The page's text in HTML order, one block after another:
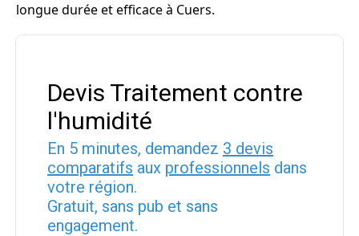
longue durée et efficace à Cuers.
Devis Traitement contre
l'humidité
En 5 minutes, demandez 3 devis
comparatifs aux professionnels dans
votre région.
Gratuit, sans pub et sans
engagement.